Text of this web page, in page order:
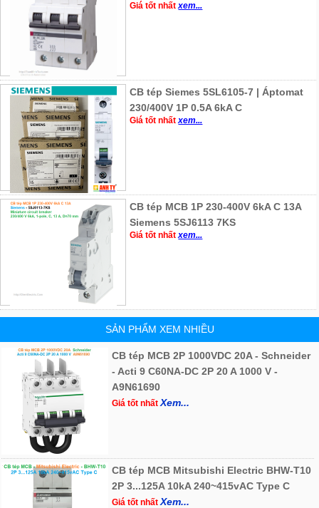
Giá tốt nhấtxem...
CB tép Siemes 5SL6105-7 | Áptomat
230/400V 1P 0.5A 6kA C
Giá tốt nhấtxem...
CB tép MCB 1P 230-400V 6kA C 13A
Siemens 5SJ6113 7KS
Giá tốt nhấtxem...
SẢN PHẨM XEM NHIỀU
CB tép MCB 2P 1000VDC 20A - Schneider
- Acti 9 C60NA-DC 2P 20 A 1000 V -
A9N61690
Giá tốt nhấtXem...
CB tép MCB Mitsubishi Electric BHW-T10
2P 3...125A 10kA 240~415vAC Type C
Giá tốt nhấtXem...